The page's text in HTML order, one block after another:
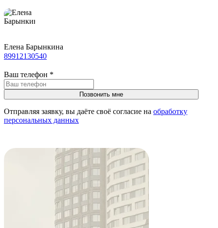
Елена Барынкина
89912130540
Ваш телефон *
Отправляя заявку, вы даёте своё согласие на обработку
персональных данных